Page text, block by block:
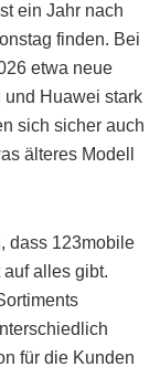
ein Jahr nach
finden. Bei
etwa neue
und Huawei stark
sich sicher auch
älteres Modell
dass 123mobile
alles gibt.
für die Kunden